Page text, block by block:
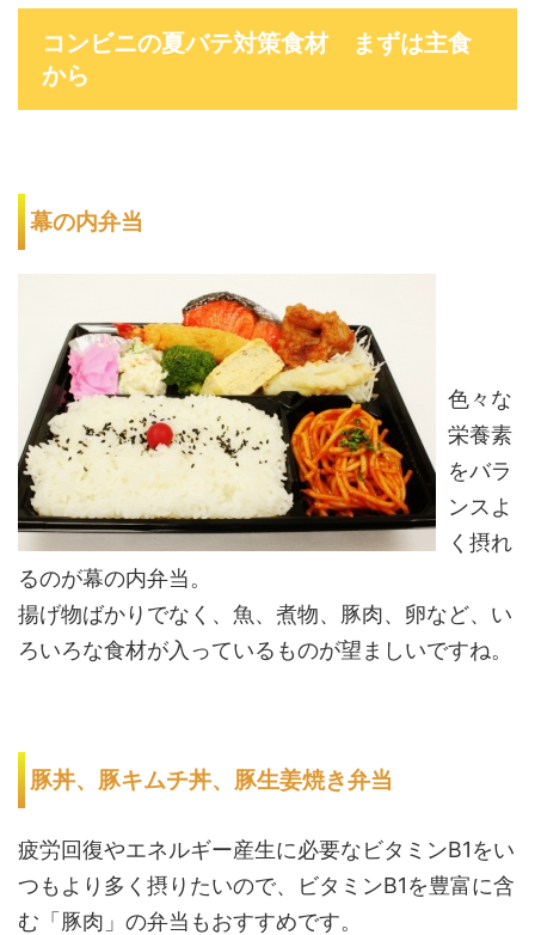
コンビニの夏バテ対策食材 まずは主食
から
幕の内弁当
色々な
栄養素
をバラ
ンスよ
く摂れ
るのが幕の内弁当。
揚げ物ばかりでなく、魚、煮物、豚肉、卵など、い
ろいろな食材が入っているものが望ましいですね。
豚丼、豚キムチ丼、豚生姜焼き弁当
疲労回復やエネルギー産生に必要なビタミンB1をい
つもより多く摂りたいので、ビタミンB1を豊富に含
む「豚肉」の弁当もおすすめです。